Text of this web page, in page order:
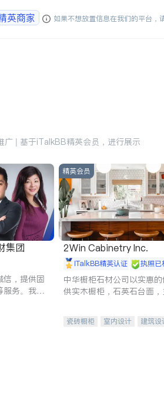
英商家 如果不想放置信息在我们的平台，
广 | 基于iTalkBB精英会员，进行展示
集团
信，提供固
服务。我们
目标
精英会员
2Win Cabinetry Inc.
iTalkBB精英认证 执照已
中华橱柜石材公司以实惠
供实木橱柜，石英石台面
机。品质厨房，家的选择。
瓷砖橱柜 室内设计
建筑设